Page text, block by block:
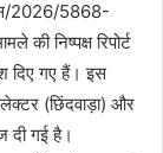
2026/5868-
की निष्पक्ष रिपोर्ट
दिए गए हैं। इस
(छिंदवाड़ा) और
दी गई है।